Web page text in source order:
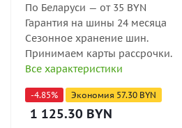
По Беларуси — от 35 BYN
Гарантия на шины 24 месяца
Сезонное хранение шин.
Принимаем карты рассрочки.
Все характеристики
-4.85% Экономия 57.30 BYN
1 125.30 BYN